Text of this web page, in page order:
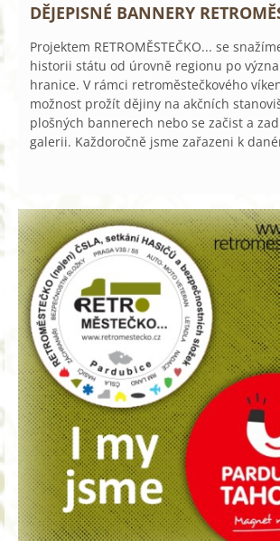
DĚJEPISNÉ BANNERY
Projektem RETROMĚSTEČKO... se
historii státu od úrovně regionu po
hranice. V rámci retroměstečkového
možnost prožít dějiny na akčních
plošných bannerech nebo se začist a
galerii. Každoročně jsme zařazeni k